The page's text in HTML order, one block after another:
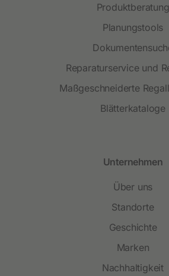
Produktberatung
Planungstools
Reparaturservice und
Maßgeschneiderte
Blätterkataloge
Unternehmen
Über uns
Standorte
Geschichte
Marken
Nachhaltigkeit